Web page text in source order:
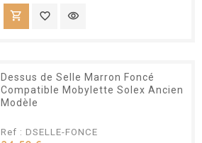
shopping_cart favorite_border visibility
Dessus de Selle Marron Foncé
Compatible Mobylette Solex Ancien
Modèle
Ref : DSELLE-FONCE